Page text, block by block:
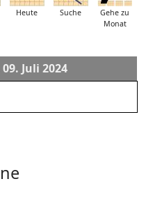
Heute Suche
Gehe zu
Monat
Juli 2024